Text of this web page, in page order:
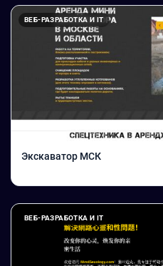
ВЕБ-РАЗРАБОТКА И IT
Экскаватор МСК
ВЕБ-РАЗРАБОТКА И IT